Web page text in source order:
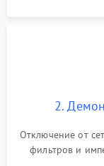
2.
Отключение от
фильтров и